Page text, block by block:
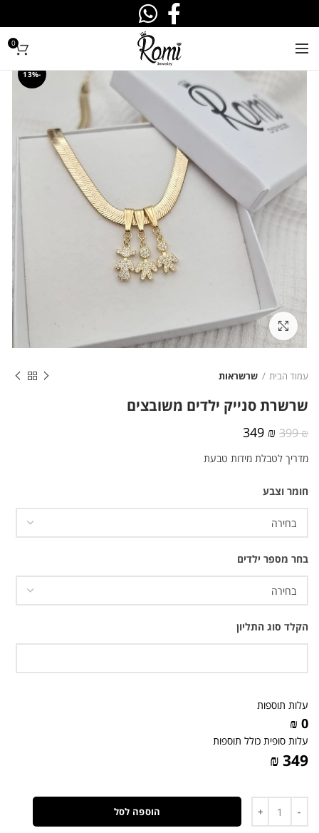
0
-13%
לחצו להגדלה
עמוד הבית שרשראות
שרשרת סנייק ילדים משובצים
399₪
המחיר
היה:
349 ₪
המחיר
הוא:
מדריך לטבלת מידות טבעת
חומר וצבע
בחר מספר ילדים
הקלד סוג התליון
עלות תוספות
0 ₪
עלות סופית כולל תוספות
349 ₪
הוספה לסל